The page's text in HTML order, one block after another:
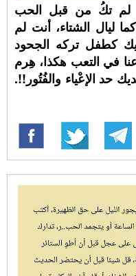
لم تكُ من قبل الحب
ليال الشتاء، أنت لم
كطفل تركه الجحود
في التعب هكذا، هِرم
حد الإعْياء والفُتُور!!.